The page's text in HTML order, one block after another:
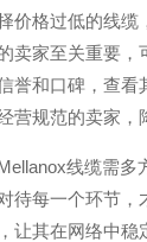
价格过低的线缆
卖家至关重要，
誉和口碑，查看
营规范的卖家，
线缆需多
待每一个环节，
让其在网络中稳